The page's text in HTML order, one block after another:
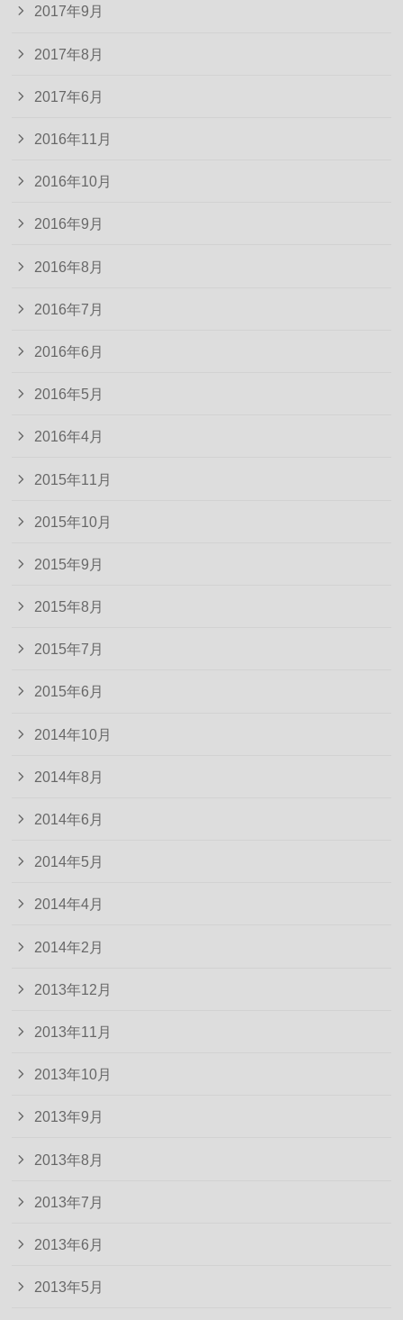
2017年9月
2017年8月
2017年6月
2016年11月
2016年10月
2016年9月
2016年8月
2016年7月
2016年6月
2016年5月
2016年4月
2015年11月
2015年10月
2015年9月
2015年8月
2015年7月
2015年6月
2014年10月
2014年8月
2014年6月
2014年5月
2014年4月
2014年2月
2013年12月
2013年11月
2013年10月
2013年9月
2013年8月
2013年7月
2013年6月
2013年5月